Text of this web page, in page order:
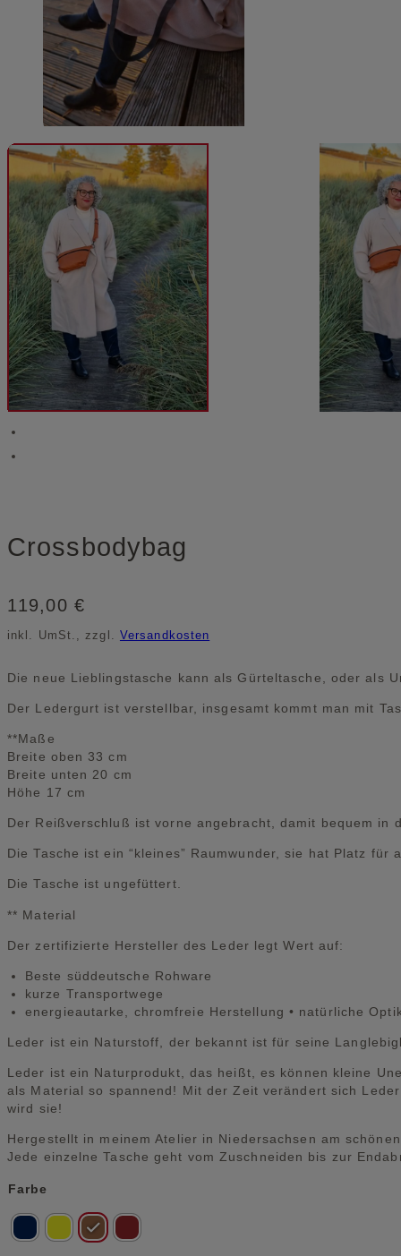
Crossbodybag
119,00 €
inkl. UmSt., zzgl. Versandkosten
Die neue Lieblingstasche kann als Gürteltasche, oder als
Der Ledergurt ist verstellbar, insgesamt kommt man mit
**Maße
Breite oben 33 cm
Breite unten 20 cm
Höhe 17 cm
Der Reißverschluß ist vorne angebracht, damit bequem in
Die Tasche ist ein “kleines” Raumwunder, sie hat Platz für
Die Tasche ist ungefüttert.
** Material
Der zertifizierte Hersteller des Leder legt Wert auf:
Beste süddeutsche Rohware
kurze Transportwege
energieautarke, chromfreie Herstellung • natürliche
Leder ist ein Naturstoff, der bekannt ist für seine
Leder ist ein Naturprodukt, das heißt, es können kleine
als Material so spannend! Mit der Zeit verändert sich
wird sie!
Hergestellt in meinem Atelier in Niedersachsen am
Jede einzelne Tasche geht vom Zuschneiden bis zur
Farbe
Alternative: